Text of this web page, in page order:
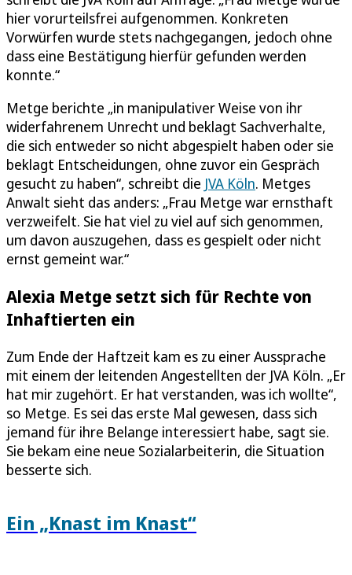
hier vorurteilsfrei aufgenommen. Konkreten
Vorwürfen wurde stets nachgegangen, jedoch ohne
dass eine Bestätigung hierfür gefunden werden
konnte.“
Metge berichte „in manipulativer Weise von ihr
widerfahrenem Unrecht und beklagt Sachverhalte,
die sich entweder so nicht abgespielt haben oder sie
beklagt Entscheidungen, ohne zuvor ein Gespräch
gesucht zu haben“, schreibt die JVA Köln. Metges
Anwalt sieht das anders: „Frau Metge war ernsthaft
verzweifelt. Sie hat viel zu viel auf sich genommen,
um davon auszugehen, dass es gespielt oder nicht
ernst gemeint war.“
Alexia Metge setzt sich für Rechte von
Inhaftierten ein
Zum Ende der Haftzeit kam es zu einer Aussprache
mit einem der leitenden Angestellten der JVA Köln. „Er
hat mir zugehört. Er hat verstanden, was ich wollte“,
so Metge. Es sei das erste Mal gewesen, dass sich
jemand für ihre Belange interessiert habe, sagt sie.
Sie bekam eine neue Sozialarbeiterin, die Situation
besserte sich.
Ein „Knast im Knast“